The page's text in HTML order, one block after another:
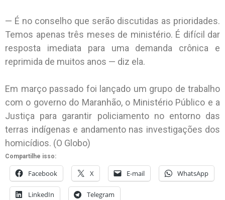
— É no conselho que serão discutidas as prioridades.
Temos apenas três meses de ministério. É difícil dar
resposta imediata para uma demanda crônica e
reprimida de muitos anos — diz ela.
Em março passado foi lançado um grupo de trabalho
com o governo do Maranhão, o Ministério Público e a
Justiça para garantir policiamento no entorno das
terras indígenas e andamento nas investigações dos
homicídios. (O Globo)
Compartilhe isso:
Facebook X E-mail WhatsApp
LinkedIn Telegram